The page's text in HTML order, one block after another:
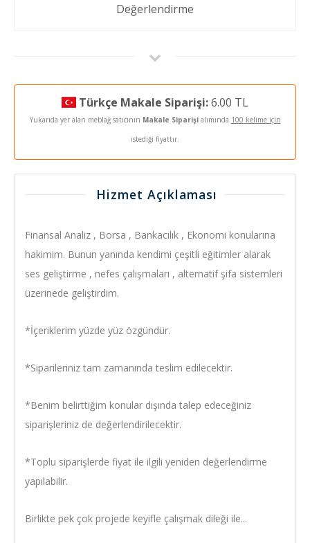
Değerlendirme
Türkçe Makale Siparişi:6.00 TL
Yukarıda yer alan meblağ satıcının Makale Siparişialımında 100 kelime için
istediği fiyattır.
Hizmet Açıklaması
Finansal Analiz , Borsa , Bankacılık , Ekonomi konularına
hakimim. Bunun yanında kendimi çeşitli eğitimler alarak
ses geliştirme , nefes çalışmaları , alternatif şifa sistemleri
üzerinede geliştirdim.
*İçeriklerim yüzde yüz özgündür.
*Siparileriniz tam zamanında teslim edilecektir.
*Benim belirttiğim konular dışında talep edeceğiniz
siparişleriniz de değerlendirilecektir.
*Toplu siparişlerde fiyat ile ilgili yeniden değerlendirme
yapılabilir.
Birlikte pek çok projede keyifle çalışmak dileği ile...